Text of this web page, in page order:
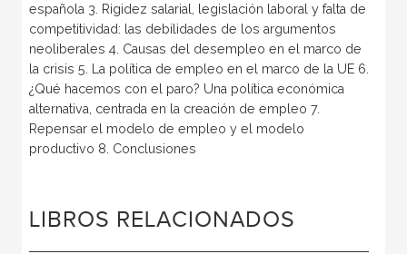
española 3. Rigidez salarial, legislación laboral y falta de
competitividad: las debilidades de los argumentos
neoliberales 4. Causas del desempleo en el marco de
la crisis 5. La política de empleo en el marco de la UE 6.
¿Qué hacemos con el paro? Una política económica
alternativa, centrada en la creación de empleo 7.
Repensar el modelo de empleo y el modelo
productivo 8. Conclusiones
LIBROS RELACIONADOS